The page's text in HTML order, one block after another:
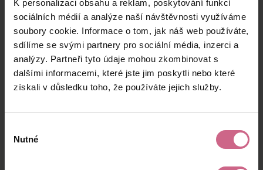
K personalizaci obsahu a reklam, poskytování funkcí
sociálních médií a analýze naší návštěvnosti využíváme
soubory cookie. Informace o tom, jak náš web používáte,
sdílíme se svými partnery pro sociální média, inzerci a
analýzy. Partneři tyto údaje mohou zkombinovat s
dalšími informacemi, které jste jim poskytli nebo které
získali v důsledku toho, že používáte jejich služby.
souhlasu
Nutné
P****
O****
5. 11. 2024
21:09:38
H****
2 000 Kč
5. 11. 2024
21:00:36
580 Kč
M****
F****
9 998 Kč
5. 11. 2024
20:58:39
2 899 Kč
keyboard_arrow_left keyboard_arrow_right